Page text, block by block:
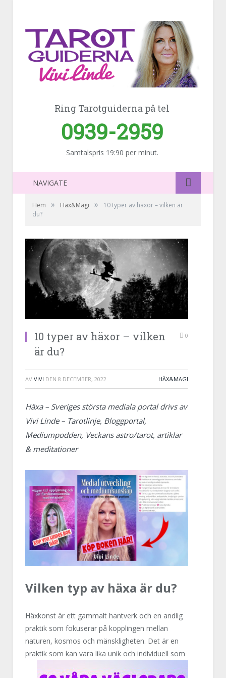
Ring Tarotguiderna på tel
0939-2959
Samtalspris 19:90 per minut.
NAVIGATE
Hem » Häx&Magi »
10 typer av häxor – vilken är
du?
10 typer av häxor – vilken
är du?
0
AV VIVI DEN 8 DECEMBER, 2022 HÄX&MAGI
Häxa – Sveriges största mediala portal drivs av
Vivi Linde – Tarotlinje, Bloggportal,
Mediumpodden, Veckans astro/tarot, artiklar
& meditationer
Vilken typ av häxa är du?
Häxkonst är ett gammalt hantverk och en andlig
praktik som fokuserar på kopplingen mellan
naturen, kosmos och mänskligheten. Det är en
praktik som kan vara lika unik och individuell som